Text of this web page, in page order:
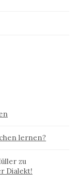
lernen?
zu
Dialekt!